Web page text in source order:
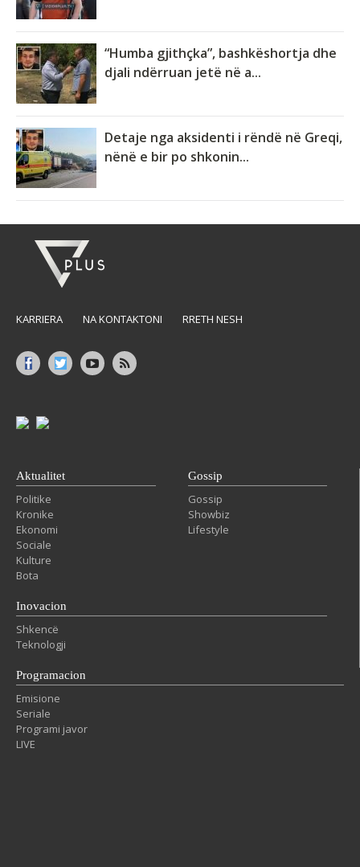
“Humba gjithçka”, bashkëshortja dhe
djali ndërruan jetë në a...
Detaje nga aksidenti i rëndë në Greqi,
nënë e bir po shkonin...
KARRIERA NA KONTAKTONI RRETH NESH
Aktualitet
Politike
Kronike
Ekonomi
Sociale
Kulture
Bota
Gossip
Gossip
Showbiz
Lifestyle
Inovacion
Shkencë
Teknologji
Programacion
Emisione
Seriale
Programi javor
LIVE